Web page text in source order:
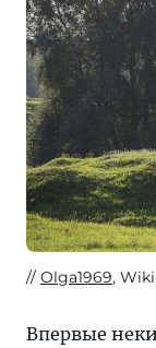
Olga1969,
Впервые